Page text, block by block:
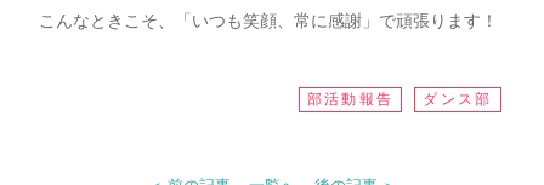
こんなときこそ、「いつも笑顔、常に感謝」で頑張ります！
部活動報告 ダンス部